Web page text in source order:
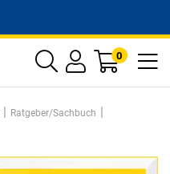
0
| Ratgeber/Sachbuch |